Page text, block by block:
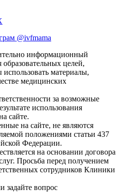
@ivfmama
информационный
образовательных целей,
материалы,
медицинских
за возможные
использования
сайте.
на сайте, не являются
положениями статьи 437
Федерации.
на основании договора
Просьба перед получением
сотрудников Клиники
вопрос